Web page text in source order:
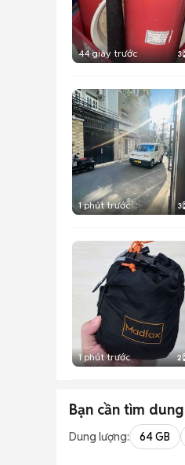
44 giây trước 3
1 phút trước 3
1 phút trước 2
Bạn cần tìm
Dung lượng: 64 GB